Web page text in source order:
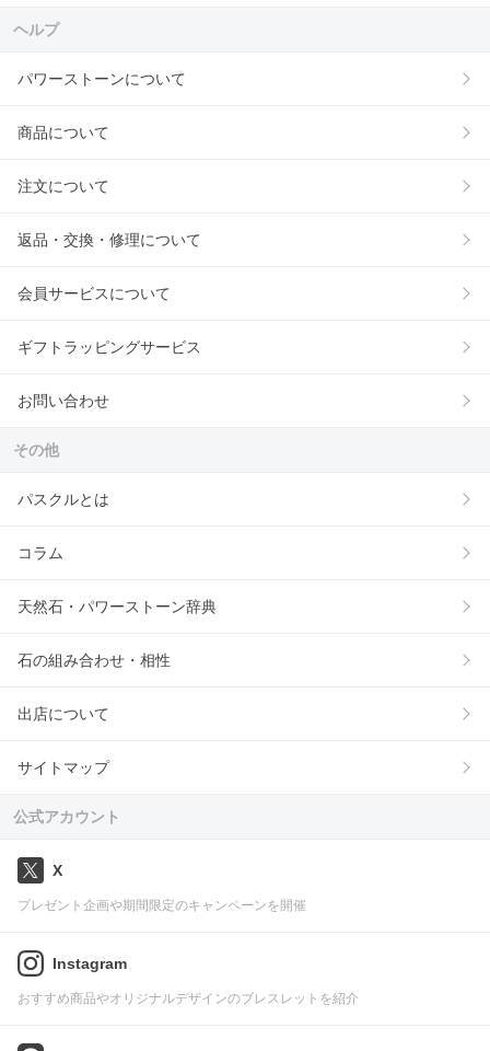
ヘルプ
パワーストーンについて
商品について
注文について
返品・交換・修理について
会員サービスについて
ギフトラッピングサービス
お問い合わせ
その他
パスクルとは
コラム
天然石・パワーストーン辞典
石の組み合わせ・相性
出店について
サイトマップ
公式アカウント
X
プレゼント企画や期間限定のキャンペーンを開催
Instagram
おすすめ商品やオリジナルデザインのブレスレットを紹介